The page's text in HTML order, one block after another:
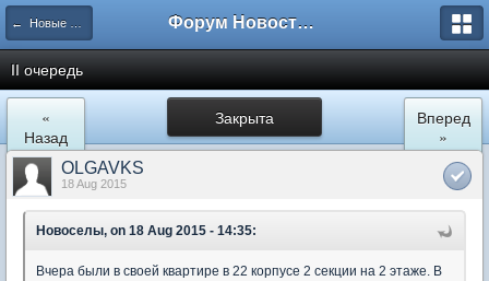
← Новые Водники Форум Новостройки
II очередь
Закрыта
«
Назад
Вперед
»
OLGAVKS
18 Aug 2015
Новоселы, on 18 Aug 2015 - 14:35:
Вчера были в своей квартире в 22 корпусе 2 секции на 2 этаже. В